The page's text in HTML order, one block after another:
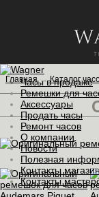
Часы в продаже
Ремешки для
Аксессуары
Продать часы
Ремонт часов
О компании
Новости
Полезная
Контакты
Контакты
Главная→Каталог